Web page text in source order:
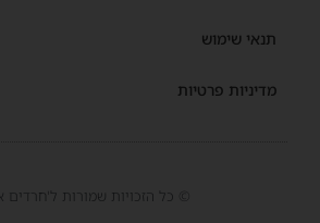
תנאי שימוש
מדיניות פרטיות
© כל הזכויות שמורות ל'חרדים